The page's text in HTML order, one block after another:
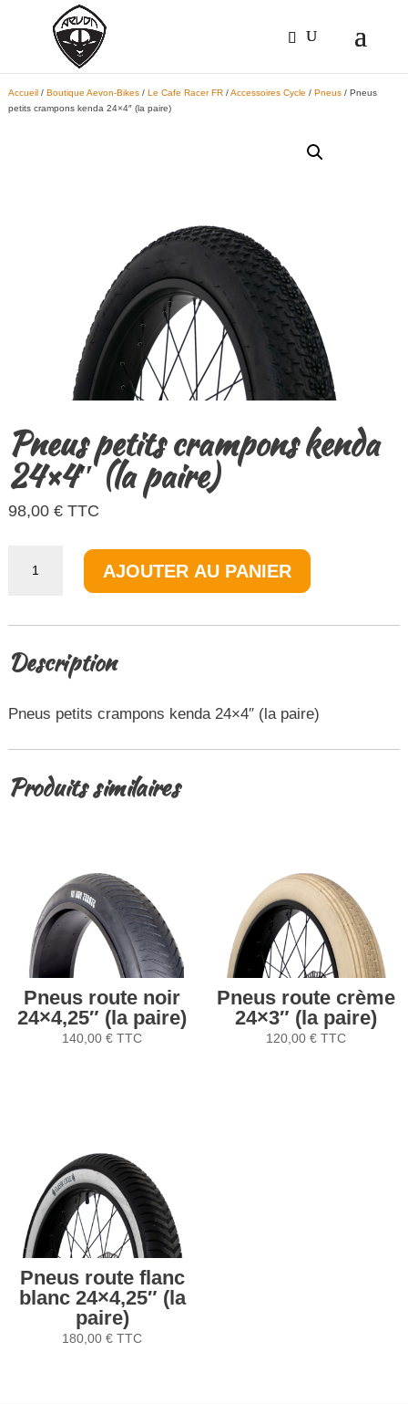
Accueil/ Boutique Aevon-Bikes/ Le Cafe Racer FR/Accessoires Cycle / Pneus/ Pneus
petits crampons kenda 24×4″ (la paire)
Pneus petits crampons kenda
24×4″ (la paire)
98,00 € TTC
(la
AJOUTER AU PANIER
Description
Pneus petits crampons kenda 24×4″ (la paire)
Produits similaires
Pneus route noir
24×4,25″ (la paire)
140,00€ TTC
Pneus route crème
24×3″ (la paire)
120,00 € TTC
Pneus route flanc
blanc 24×4,25″ (la
paire)
180,00€ TTC